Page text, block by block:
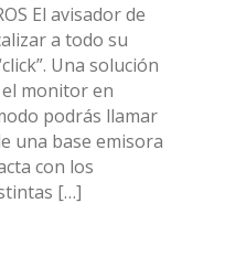
El avisador de
a todo su
Una solución
monitor en
podrás llamar
una base emisora
con los
[…]